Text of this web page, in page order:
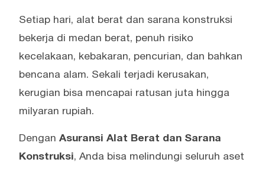
Setiap hari, alat berat dan sarana konstruksi
bekerja di medan berat, penuh risiko
kecelakaan, kebakaran, pencurian, dan bahkan
bencana alam. Sekali terjadi kerusakan,
kerugian bisa mencapai ratusan juta hingga
milyaran rupiah.
Dengan Asuransi Alat Berat dan Sarana
Konstruksi, Anda bisa melindungi seluruh aset